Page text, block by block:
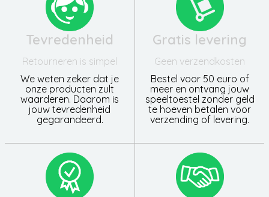
Tevredenheid
Retourneren is simpel
We weten zeker dat je
onze producten zult
waarderen. Daarom is
jouw tevredenheid
gegarandeerd.
Gratis levering
Geen verzendkosten
Bestel voor 50 euro of
meer en ontvang jouw
speeltoestel zonder geld
te hoeven betalen voor
verzending of levering.